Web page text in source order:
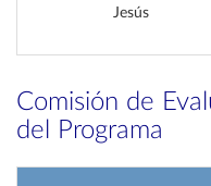
Jesús
Comisión de
del Programa